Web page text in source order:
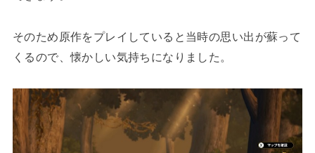
そのため原作をプレイしていると当時の思い出が蘇って
くるので、懐かしい気持ちになりました。